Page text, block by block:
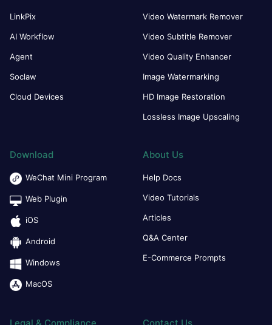
LinkPix
AI Workflow
Agent
Soclaw
Cloud Devices
Video Watermark Remover
Video Subtitle Remover
Video Quality Enhancer
Image Watermarking
HD Image Restoration
Lossless Image Upscaling
Download
WeChat Mini Program
Web Plugin
iOS
Android
Windows
MacOS
About Us
Help Docs
Video Tutorials
Articles
Q&A Center
E-Commerce Prompts
Legal & Compliance Contact Us